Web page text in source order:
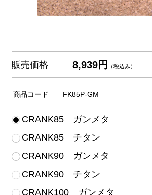
販売価格 8,939円 （税込み）
商品コード FK85P-GM
CRANK85 ガンメタ
CRANK85 チタン
CRANK90 ガンメタ
CRANK90 チタン
CRANK100 ガンメタ